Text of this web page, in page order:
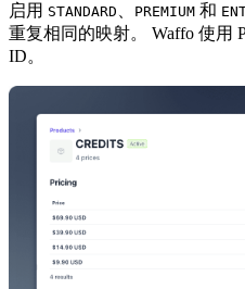
启用 STANDARD PREMIUM 和
重复相同的映射。 Waffo 使用
ID。